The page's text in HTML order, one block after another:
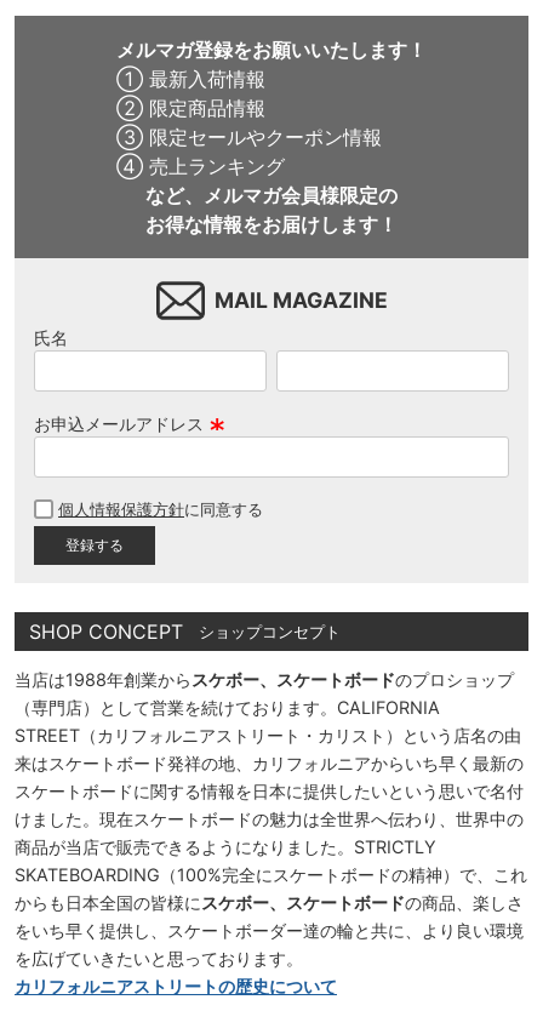
メルマガ登録をお願いいたします！
① 最新入荷情報
② 限定商品情報
③ 限定セールやクーポン情報
④ 売上ランキング
など、メルマガ会員様限定の
お得な情報をお届けします！
MAIL MAGAZINE
氏名
お申込メールアドレス
須
個人情報保護方針に同意する
SHOP CONCEPT ショップコンセプト
当店は1988年創業から スケボー、スケートボードのプロショップ
（専門店）として営業を続けております。CALIFORNIA
STREET（カリフォルニアストリート・カリスト）という店名の由
来はスケートボード発祥の地、カリフォルニアからいち早く最新の
スケートボードに関する情報を日本に提供したいという思いで名付
けました。現在スケートボードの魅力は全世界へ伝わり、世界中の
商品が当店で販売できるようになりました。STRICTLY
SKATEBOARDING（100%完全にスケートボードの精神）で、これ
からも日本全国の皆様に スケボー、スケートボードの商品、楽しさ
をいち早く提供し、スケートボーダー達の輪と共に、より良い環境
を広げていきたいと思っております。
カリフォルニアストリートの歴史について